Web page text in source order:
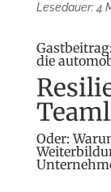
Lesedauer: 4
die
Oder: